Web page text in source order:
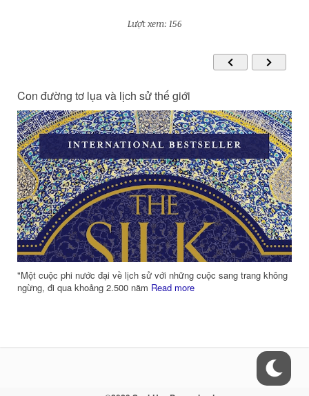
Lượt xem: 156
Con đường tơ lụa và lịch sử thế giới
"Một cuộc phi nước đại về lịch sử với những cuộc sang trang không
ngừng, đi qua khoảng 2.500 năm Read more